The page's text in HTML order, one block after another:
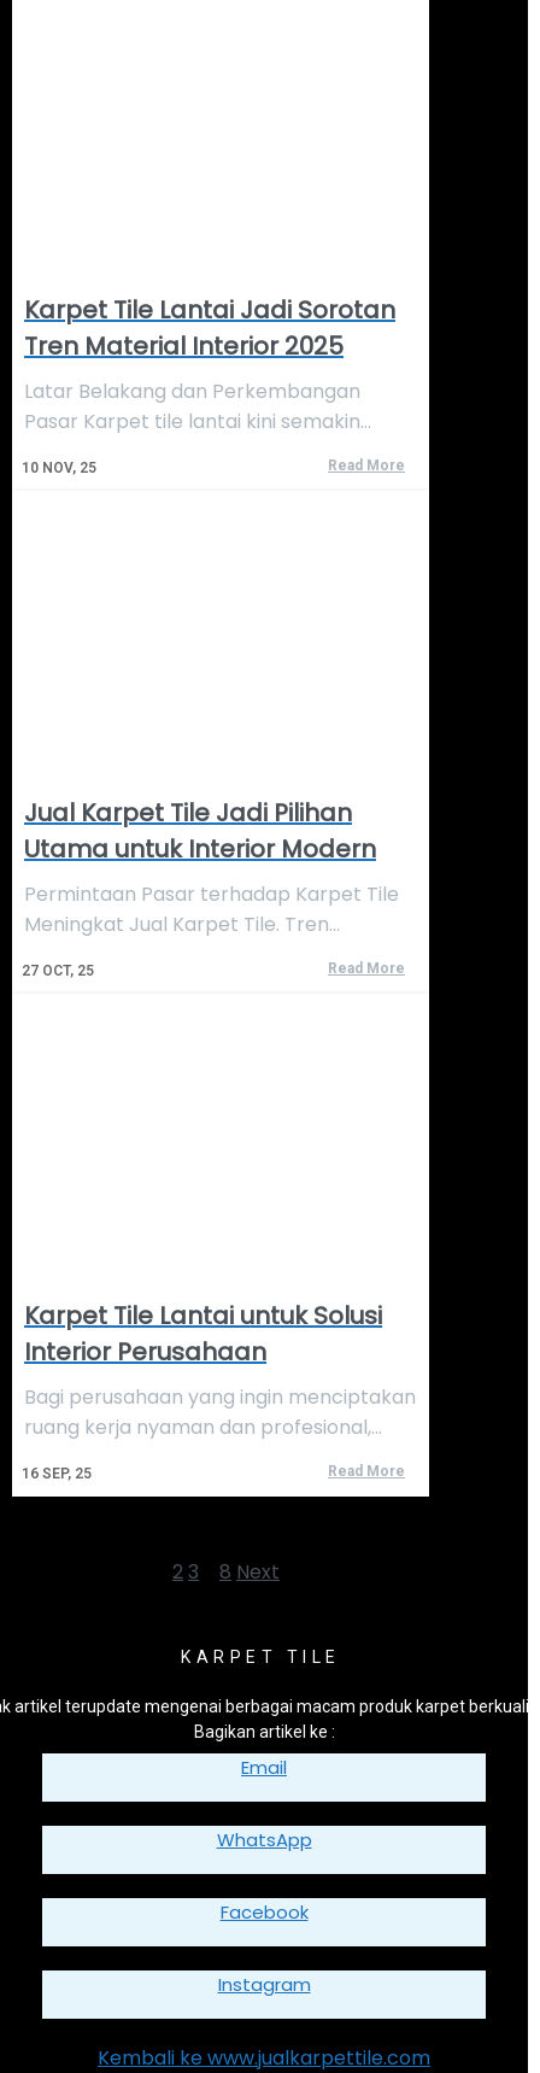
Karpet Tile Lantai Jadi Sorotan
Tren Material Interior 2025
10 NOV, 25
Latar Belakang dan Perkembangan
Pasar Karpet tile lantai kini semakin…
Read More
Jual Karpet Tile Jadi Pilihan
Utama untuk Interior Modern
27 OCT, 25
Permintaan Pasar terhadap Karpet Tile
Meningkat Jual Karpet Tile. Tren…
Read More
Karpet Tile Lantai untuk Solusi
Interior Perusahaan
16 SEP, 25
Bagi perusahaan yang ingin menciptakan
ruang kerja nyaman dan profesional,…
Read More
2 3 8 Next
KARPET TILE
artikel terupdate mengenai berbagai macam produk karpet
Bagikan artikel ke :
Email
WhatsApp
Facebook
Instagram
Kembali ke www.jualkarpettile.com